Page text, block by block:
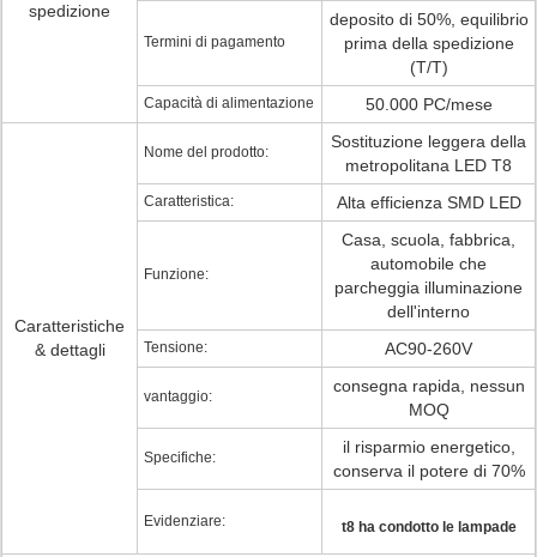
spedizione
Termini di pagamento
deposito di 50%, equilibrio
prima della spedizione
(T/T)
Capacità di alimentazione 50.000 PC/mese
Caratteristiche
& dettagli
Nome del prodotto:
Sostituzione leggera della
metropolitana LED T8
Caratteristica: Alta efficienza SMD LED
Funzione:
Casa, scuola, fabbrica,
automobile che
parcheggia illuminazione
dell'interno
Tensione: AC90-260V
vantaggio:
consegna rapida, nessun
MOQ
Specifiche:
il risparmio energetico,
conserva il potere di 70%
Evidenziare: t8 ha condotto le lampade